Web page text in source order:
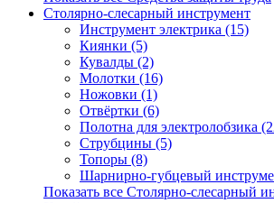
Столярно-слесарный инструмент
Инструмент электрика (15)
Киянки (5)
Кувалды (2)
Молотки (16)
Ножовки (1)
Отвёртки (6)
Полотна для электролобзика
Струбцины (5)
Топоры (8)
Шарнирно-губцевый
Показать все Столярно-слесарный